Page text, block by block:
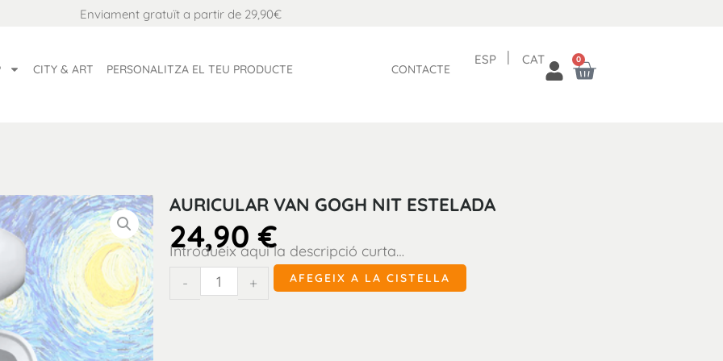
Enviament gratuït a partir de 29,90€
CITY & ART PERSONALITZA EL TEU PRODUCTE CONTACTE
ESP CAT 0
CISTELLA
AURICULAR VAN GOGH NIT ESTELADA
24,90€
Introdueix aquí la descripció curta…
-
quantitat
+ AFEGEIX A LA CISTELLA